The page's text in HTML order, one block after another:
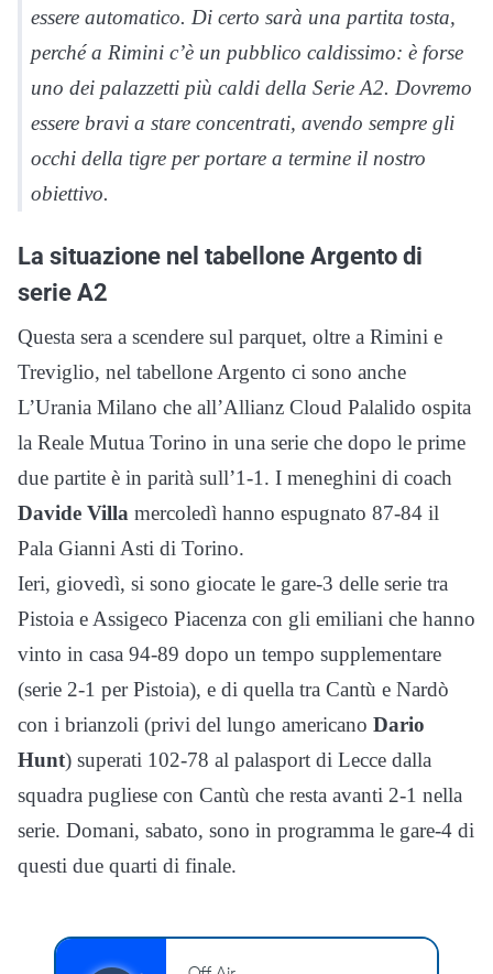
essere automatico. Di certo sarà una partita tosta,
perché a Rimini c’è un pubblico caldissimo: è forse
uno dei palazzetti più caldi della Serie A2. Dovremo
essere bravi a stare concentrati, avendo sempre gli
occhi della tigre per portare a termine il nostro
obiettivo.
La situazione nel tabellone Argento di
serie A2
Questa sera a scendere sul parquet, oltre a Rimini e
Treviglio, nel tabellone Argento ci sono anche
L’Urania Milano che all’Allianz Cloud Palalido ospita
la Reale Mutua Torino in una serie che dopo le prime
due partite è in parità sull’1-1. I meneghini di coach
Davide Villa mercoledì hanno espugnato 87-84 il
Pala Gianni Asti di Torino.
Ieri, giovedì, si sono giocate le gare-3 delle serie tra
Pistoia e Assigeco Piacenza con gli emiliani che hanno
vinto in casa 94-89 dopo un tempo supplementare
(serie 2-1 per Pistoia), e di quella tra Cantù e Nardò
con i brianzoli (privi del lungo americano Dario
Hunt) superati 102-78 al palasport di Lecce dalla
squadra pugliese con Cantù che resta avanti 2-1 nella
serie. Domani, sabato, sono in programma le gare-4 di
questi due quarti di finale.